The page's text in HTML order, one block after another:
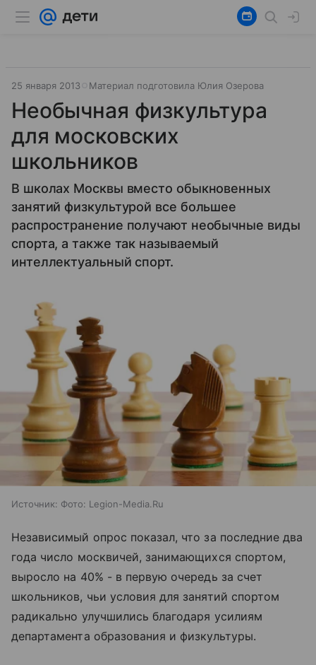
25 января 2013 Материал подготовила Юлия Озерова
Необычная физкультура
для московских
школьников
В школах Москвы вместо обыкновенных
занятий физкультурой все большее
распространение получают необычные виды
спорта, а также так называемый
интеллектуальный спорт.
Источник: Фото: Legion-Media.Ru
Независимый опрос показал, что за последние два
года число москвичей, занимающихся спортом,
выросло на 40% - в первую очередь за счет
школьников, чьи условия для занятий спортом
радикально улучшились благодаря усилиям
департамента образования и физкультуры.